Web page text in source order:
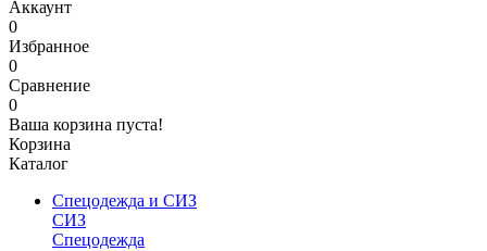
Аккаунт
0
Избранное
0
Сравнение
0
Ваша корзина пуста!
Корзина
Каталог
Спецодежда и СИЗ
СИЗ
Спецодежда